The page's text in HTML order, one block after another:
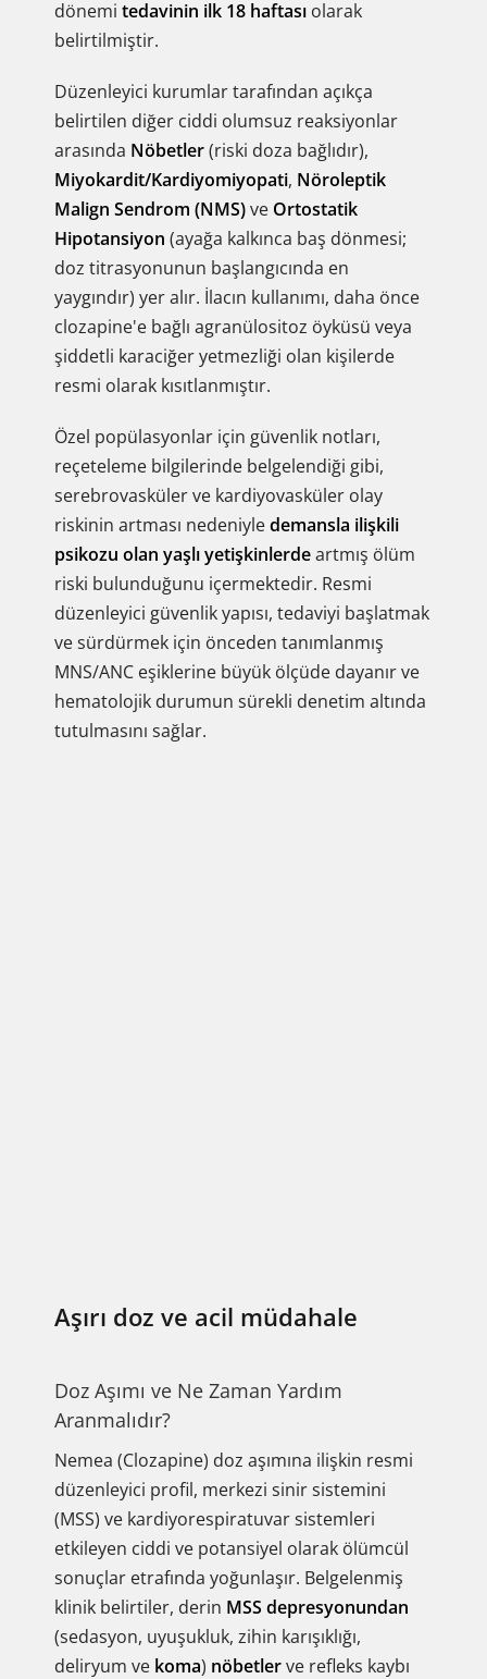
dönemi tedavinin ilk 18 haftası olarak
belirtilmiştir.
Düzenleyici kurumlar tarafından açıkça
belirtilen diğer ciddi olumsuz reaksiyonlar
arasında Nöbetler(riski doza bağlıdır),
Miyokardit/Kardiyomiyopati, Nöroleptik
Malign Sendrom (NMS)ve Ortostatik
Hipotansiyon (ayağa kalkınca baş dönmesi;
doz titrasyonunun başlangıcında en
yaygındır) yer alır. İlacın kullanımı, daha önce
clozapine'e bağlı agranülositoz öyküsü veya
şiddetli karaciğer yetmezliği olan kişilerde
resmi olarak kısıtlanmıştır.
Özel popülasyonlar için güvenlik notları,
reçeteleme bilgilerinde belgelendiği gibi,
serebrovasküler ve kardiyovasküler olay
riskinin artması nedeniyledemansla ilişkili
psikozu olan yaşlı yetişkinlerdeartmış ölüm
riski bulunduğunu içermektedir. Resmi
düzenleyici güvenlik yapısı, tedaviyi başlatmak
ve sürdürmek için önceden tanımlanmış
MNS/ANC eşiklerine büyük ölçüde dayanır ve
hematolojik durumun sürekli denetim altında
tutulmasını sağlar.
Aşırı doz ve acil müdahale
Doz Aşımı ve Ne Zaman Yardım
Aranmalıdır?
Nemea (Clozapine) doz aşımına ilişkin resmi
düzenleyici profil, merkezi sinir sistemini
(MSS) ve kardiyorespiratuvar sistemleri
etkileyen ciddi ve potansiyel olarak ölümcül
sonuçlar etrafında yoğunlaşır. Belgelenmiş
klinik belirtiler, derin MSS depresyonundan
(sedasyon, uyuşukluk, zihin karışıklığı,
deliryum ve koma) nöbetlerve refleks kaybı